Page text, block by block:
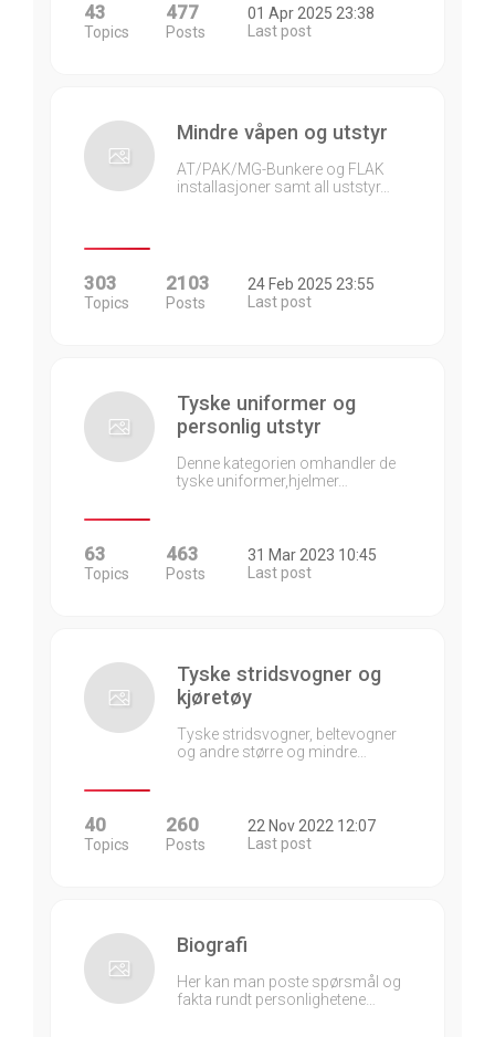
43
Topics
477
Posts
01 Apr 2025 23:38
Last post
Mindre våpen og utstyr
AT/PAK/MG-Bunkere og FLAK
installasjoner samt all uststyr…
303
Topics
2103
Posts
24 Feb 2025 23:55
Last post
Tyske uniformer og
personlig utstyr
Denne kategorien omhandler de
tyske uniformer,hjelmer…
63
Topics
463
Posts
31 Mar 2023 10:45
Last post
Tyske stridsvogner og
kjøretøy
Tyske stridsvogner, beltevogner
og andre større og mindre…
40
Topics
260
Posts
22 Nov 2022 12:07
Last post
Biografi
Her kan man poste spørsmål og
fakta rundt personlighetene…